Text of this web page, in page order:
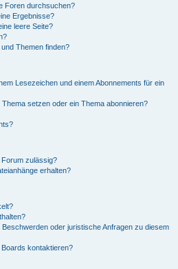
Foren durchsuchen?
Ergebnisse?
leere Seite?
Themen finden?
Lesezeichen und einem Abonnements für ein
setzen oder ein Thema abonnieren?
zulässig?
erhalten?
oder juristische Anfragen zu diesem
kontaktieren?